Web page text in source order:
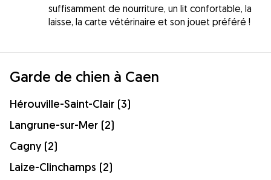
suffisamment de nourriture, un lit confortable, la
laisse, la carte vétérinaire et son jouet préféré !
Garde de chien à Caen
Hérouville-Saint-Clair (3)
Langrune-sur-Mer (2)
Cagny (2)
Laize-Clinchamps (2)